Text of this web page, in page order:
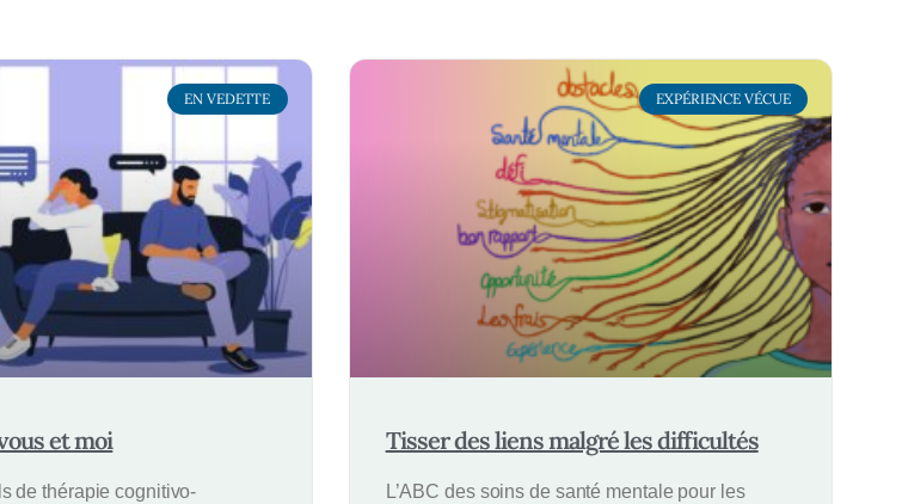
EN VEDETTE
et moi
de thérapie cognitivo-
EXPÉRIENCE VÉCUE
Tisser des liens malgré les difficultés
L’ABC des soins de santé mentale pour les